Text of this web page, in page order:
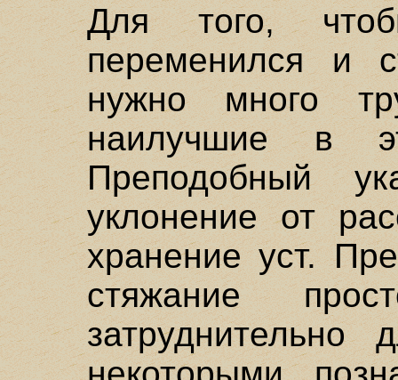
Для того,
переменился и
нужно много
наилучшие в
Преподобный
уклонение от
хранение уст.
стяжание
затруднительно